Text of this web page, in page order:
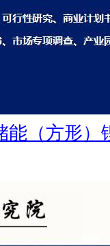
能（方形）